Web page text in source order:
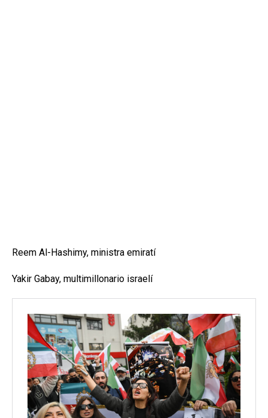
Reem Al-Hashimy, ministra emiratí
Yakir Gabay, multimillonario israelí